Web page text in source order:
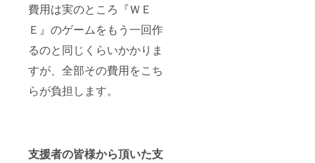
費用は実のところ『ＷＥ
Ｅ』のゲームをもう一回作
るのと同じくらいかかりま
すが、全部その費用をこち
らが負担します。
支援者の皆様から頂いた支